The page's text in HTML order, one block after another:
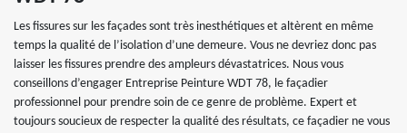
Les fissures sur les façades sont très inesthétiques et altèrent en même
temps la qualité de l’isolation d’une demeure. Vous ne devriez donc pas
laisser les fissures prendre des ampleurs dévastatrices. Nous vous
conseillons d’engager Entreprise Peinture WDT 78, le façadier
professionnel pour prendre soin de ce genre de problème. Expert et
toujours soucieux de respecter la qualité des résultats, ce façadier ne vous